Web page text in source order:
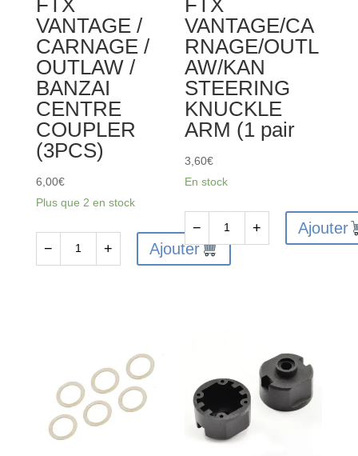
VANTAGE /
CARNAGE /
OUTLAW /
BANZAI
CENTRE
COUPLER
(3PCS)
6,00€
Plus que 2 en stock
CARNAGE
− + Ajouter
VANTAGE/CA
RNAGE/OUTL
AW/KAN
STEERING
KNUCKLE
ARM (1 pair
3,60€
En stock
de
KNUCKLE
ARM
(1
− + Ajouter